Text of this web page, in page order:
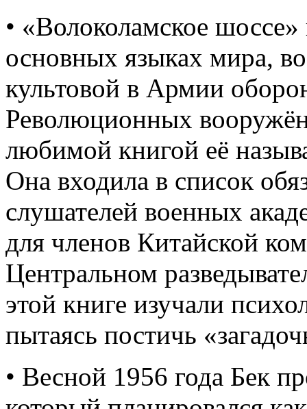
• «Волоколамское
основных языках мира,
культовой в Армии
Революционных
любимой книгой её
Она входила в список
слушателей военных
для членов Китайской
Центральном
этой книге изучали
пытаясь постичь
• Весной 1956 года Бек